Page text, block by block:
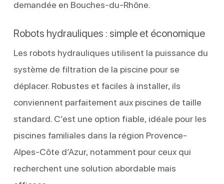
demandée en Bouches-du-Rhône.
Robots hydrauliques : simple et économique
Les robots hydrauliques utilisent la puissance du
système de filtration de la piscine pour se
déplacer. Robustes et faciles à installer, ils
conviennent parfaitement aux piscines de taille
standard. C’est une option fiable, idéale pour les
piscines familiales dans la région Provence-
Alpes-Côte d’Azur, notamment pour ceux qui
recherchent une solution abordable mais